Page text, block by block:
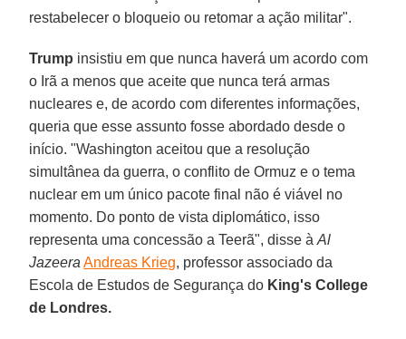
restabelecer o bloqueio ou retomar a ação militar".
Trump insistiu em que nunca haverá um acordo com
o Irã a menos que aceite que nunca terá armas
nucleares e, de acordo com diferentes informações,
queria que esse assunto fosse abordado desde o
início. "Washington aceitou que a resolução
simultânea da guerra, o conflito de Ormuz e o tema
nuclear em um único pacote final não é viável no
momento. Do ponto de vista diplomático, isso
representa uma concessão a Teerã", disse àAl
Jazeera Andreas Krieg, professor associado da
Escola de Estudos de Segurança do King's College
de Londres.